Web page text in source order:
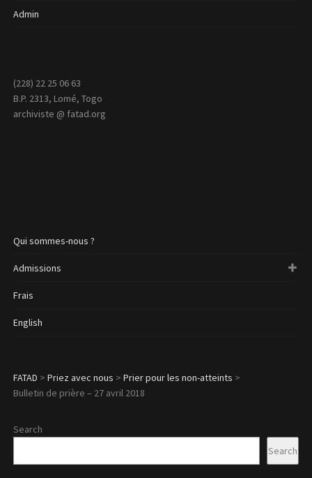
Admin
(228) 22 25 06 63
B.P. 2313, Lomé, Togo
archiviste @ fatad.org
Qui sommes-nous ?
Admissions
Frais
English
FATAD > Priez avec nous > Prier pour les non-atteints >
Bulletin de prière – 27 avril 2018
Search
Search